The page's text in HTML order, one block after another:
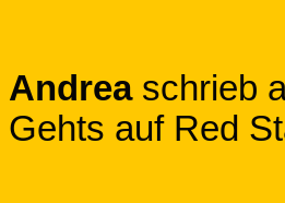
Andreaschrieb
Gehts auf Red